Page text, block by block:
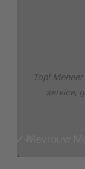
Top!
service,